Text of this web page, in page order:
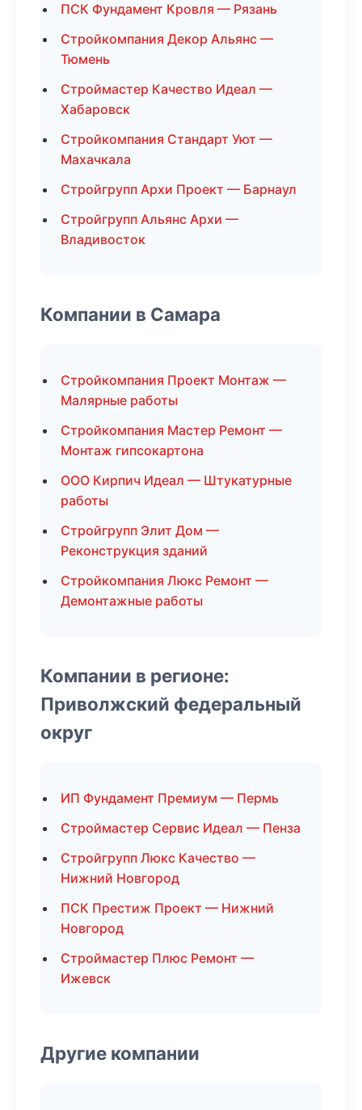
ПСК Фундамент Кровля — Рязань
Стройкомпания Декор Альянс —
Тюмень
Строймастер Качество Идеал —
Хабаровск
Стройкомпания Стандарт Уют —
Махачкала
Стройгрупп Архи Проект — Барнаул
Стройгрупп Альянс Архи —
Владивосток
Компании в Самара
Стройкомпания Проект Монтаж —
Малярные работы
Стройкомпания Мастер Ремонт —
Монтаж гипсокартона
ООО Кирпич Идеал — Штукатурные
работы
Стройгрупп Элит Дом —
Реконструкция зданий
Стройкомпания Люкс Ремонт —
Демонтажные работы
Компании в регионе:
Приволжский федеральный
округ
ИП Фундамент Премиум — Пермь
Строймастер Сервис Идеал — Пенза
Стройгрупп Люкс Качество —
Нижний Новгород
ПСК Престиж Проект — Нижний
Новгород
Строймастер Плюс Ремонт —
Ижевск
Другие компании